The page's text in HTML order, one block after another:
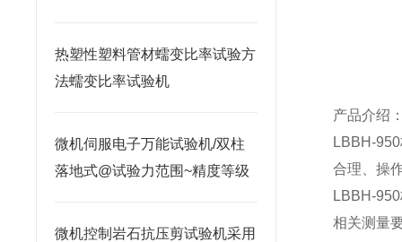
热塑性塑料管材蠕变比率试验方
法蠕变比率试验机
微机伺服电子万能试验机/双柱
落地式@试验力范围~精度等级
微机控制岩石抗压剪试验机采用
产品介绍
LBBH-950
合理、操
LBBH-950
相关测量